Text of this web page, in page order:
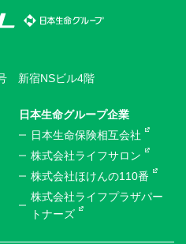
新宿NSビル4階
日本生命グループ企業
日本生命保険相互会社
株式会社ライフサロン
株式会社ほけんの110番
株式会社ライフプラザパー
トナーズ